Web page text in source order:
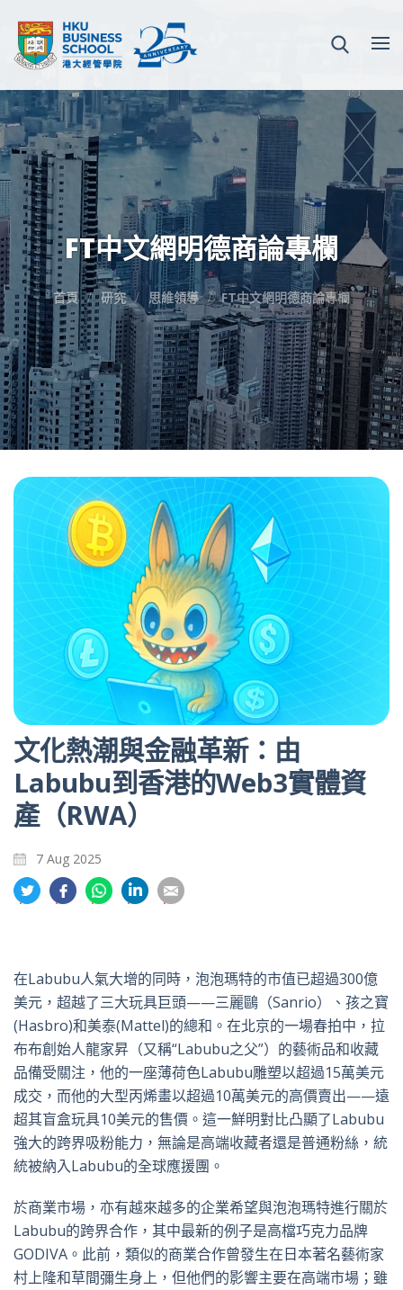
FT中文網明德商論專欄
首頁 研究 思維領導 FT中文網明德商論專欄
文化熱潮與金融革新：由
Labubu到香港的Web3實體資
產（RWA）
7 Aug 2025
分
享
特
分
享
書
分
享
享
英
享
郵
在Labubu人氣大增的同時，泡泡瑪特的市值已超過300億
美元，超越了三大玩具巨頭——三麗鷗（Sanrio）、孩之寶
(Hasbro)和美泰(Mattel)的總和。在北京的一場春拍中，拉
布布創始人龍家昇（又稱“Labubu之父”）的藝術品和收藏
品備受關注，他的一座薄荷色Labubu雕塑以超過15萬美元
成交，而他的大型丙烯畫以超過10萬美元的高價賣出——遠
超其盲盒玩具10美元的售價。這一鮮明對比凸顯了Labubu
強大的跨界吸粉能力，無論是高端收藏者還是普通粉絲，統
統被納入Labubu的全球應援團。
於商業市場，亦有越來越多的企業希望與泡泡瑪特進行關於
Labubu的跨界合作，其中最新的例子是高檔巧克力品牌
GODIVA。此前，類似的商業合作曾發生在日本著名藝術家
村上隆和草間彌生身上，但他們的影響主要在高端市場；雖